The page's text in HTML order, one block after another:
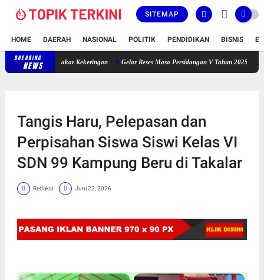
SITEMAP
HOME DAERAH NASIONAL POLITIK PENDIDIKAN BISNIS
BREAKING
NEWS Sekitar 50 Ha Tanaman Padi Gadu Petani Bontobila Terbakar Kekeringan
Tangis Haru, Pelepasan dan
Perpisahan Siswa Siswi Kelas VI
SDN 99 Kampung Beru di Takalar
Redaksi Juni 22, 2026